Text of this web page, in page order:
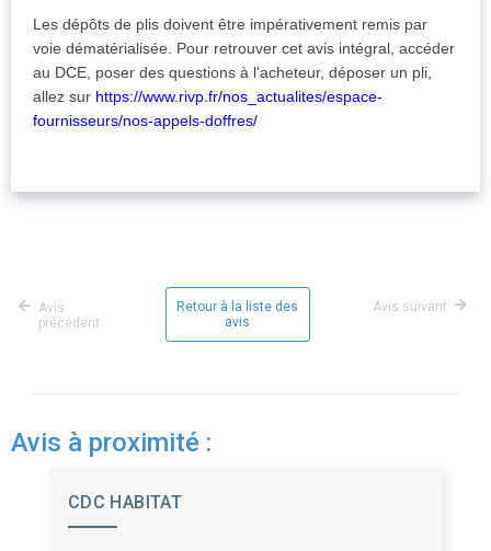
Les dépôts de plis doivent être impérativement remis par
voie dématérialisée. Pour retrouver cet avis intégral, accéder
au DCE, poser des questions à l'acheteur, déposer un pli,
allez sur https://www.rivp.fr/nos_actualites/espace-
fournisseurs/nos-appels-doffres/
Avis
précédent
Retour à la liste des
avis
Avis suivant
Avis à proximité :
CDC HABITAT